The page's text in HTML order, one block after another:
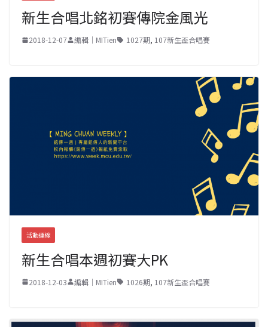
新生合唱北銘初賽傳院金風光
2018-12-07 編輯｜MITien 1027期, 107新生盃合唱賽
活動連線
新生合唱本週初賽大PK
2018-12-03 編輯｜MITien 1026期, 107新生盃合唱賽